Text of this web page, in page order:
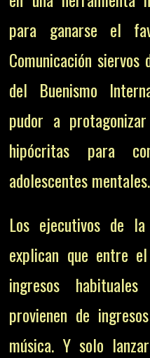
para ganarse el
Comunicación
del Buenismo
pudor a
hipócritas para
adolescentes mentales.
Los ejecutivos de
explican que entre
ingresos
provienen de
música. Y solo